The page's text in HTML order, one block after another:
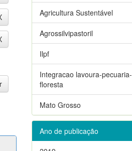
Agricultura Sustentável
Agrossilvipastoril
Ilpf
Integracao lavoura-pecuaria-
floresta
Mato Grosso
Ano de publicação